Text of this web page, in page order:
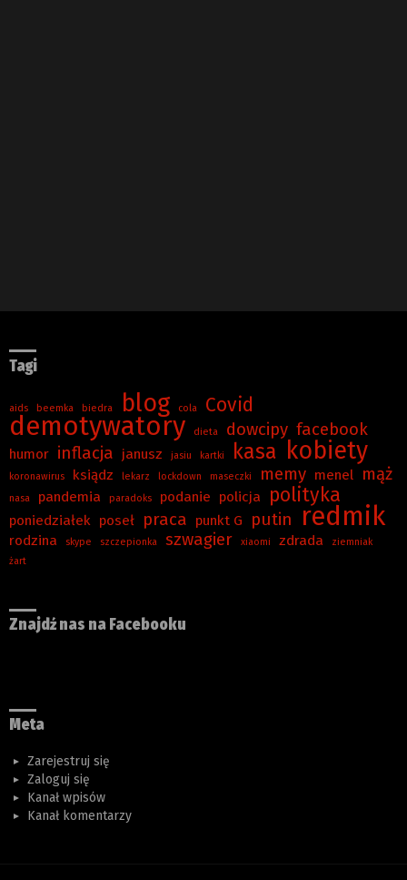
Tagi
aids beemka biedra blog cola Covid
demotywatory dieta dowcipy facebook
humor inflacja janusz jasiu kartki kasa kobiety
koronawirus ksiądz lekarz lockdown maseczki memy menel mąż
nasa pandemia paradoks podanie policja polityka
poniedziałek poseł praca punkt G putin redmik
rodzina skype szczepionka szwagier xiaomi zdrada
ziemniak
żart
Znajdź nas na Facebooku
Meta
Zarejestruj się
Zaloguj się
Kanał wpisów
Kanał komentarzy